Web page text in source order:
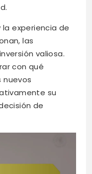
experiencia de
las
valiosa.
con qué
nuevos
su
de